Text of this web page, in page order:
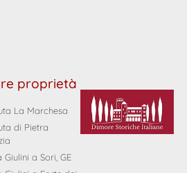
proprietà
La Marchesa
di Pietra
Giulini a Sori, GE